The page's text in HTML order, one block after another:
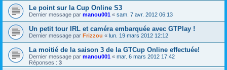
Le point sur la Cup Online S3
Dernier message par manou001 « sam. 7 avr. 2012 06:13
Un petit tour IRL et caméra embarquée avec GTPlay !
Dernier message par Frizzou « lun. 19 mars 2012 12:12
La moitié de la saison 3 de la GTCup Online effectuée!
Dernier message par manou001 « mar. 6 mars 2012 17:42
Réponses : 3